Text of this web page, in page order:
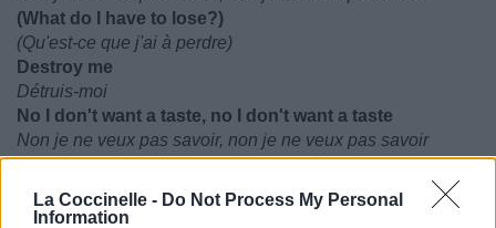
La Coccinelle - Do Not Process My Personal
Information
(What do I have to lose?)
(Qu'est-ce que j'ai à perdre)
Destroy me
Détruis-moi
No I don't want a taste, no I don't want a taste
Non je ne veux pas savoir, non je ne veux pas savoir
(What do I have to prove?)
(Qu'est-ce que j'ai à prouver?)